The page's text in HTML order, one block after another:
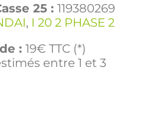
25 : 119380269
, I 20 2 PHASE 2
: 19€ TTC (*)
entre 1 et 3